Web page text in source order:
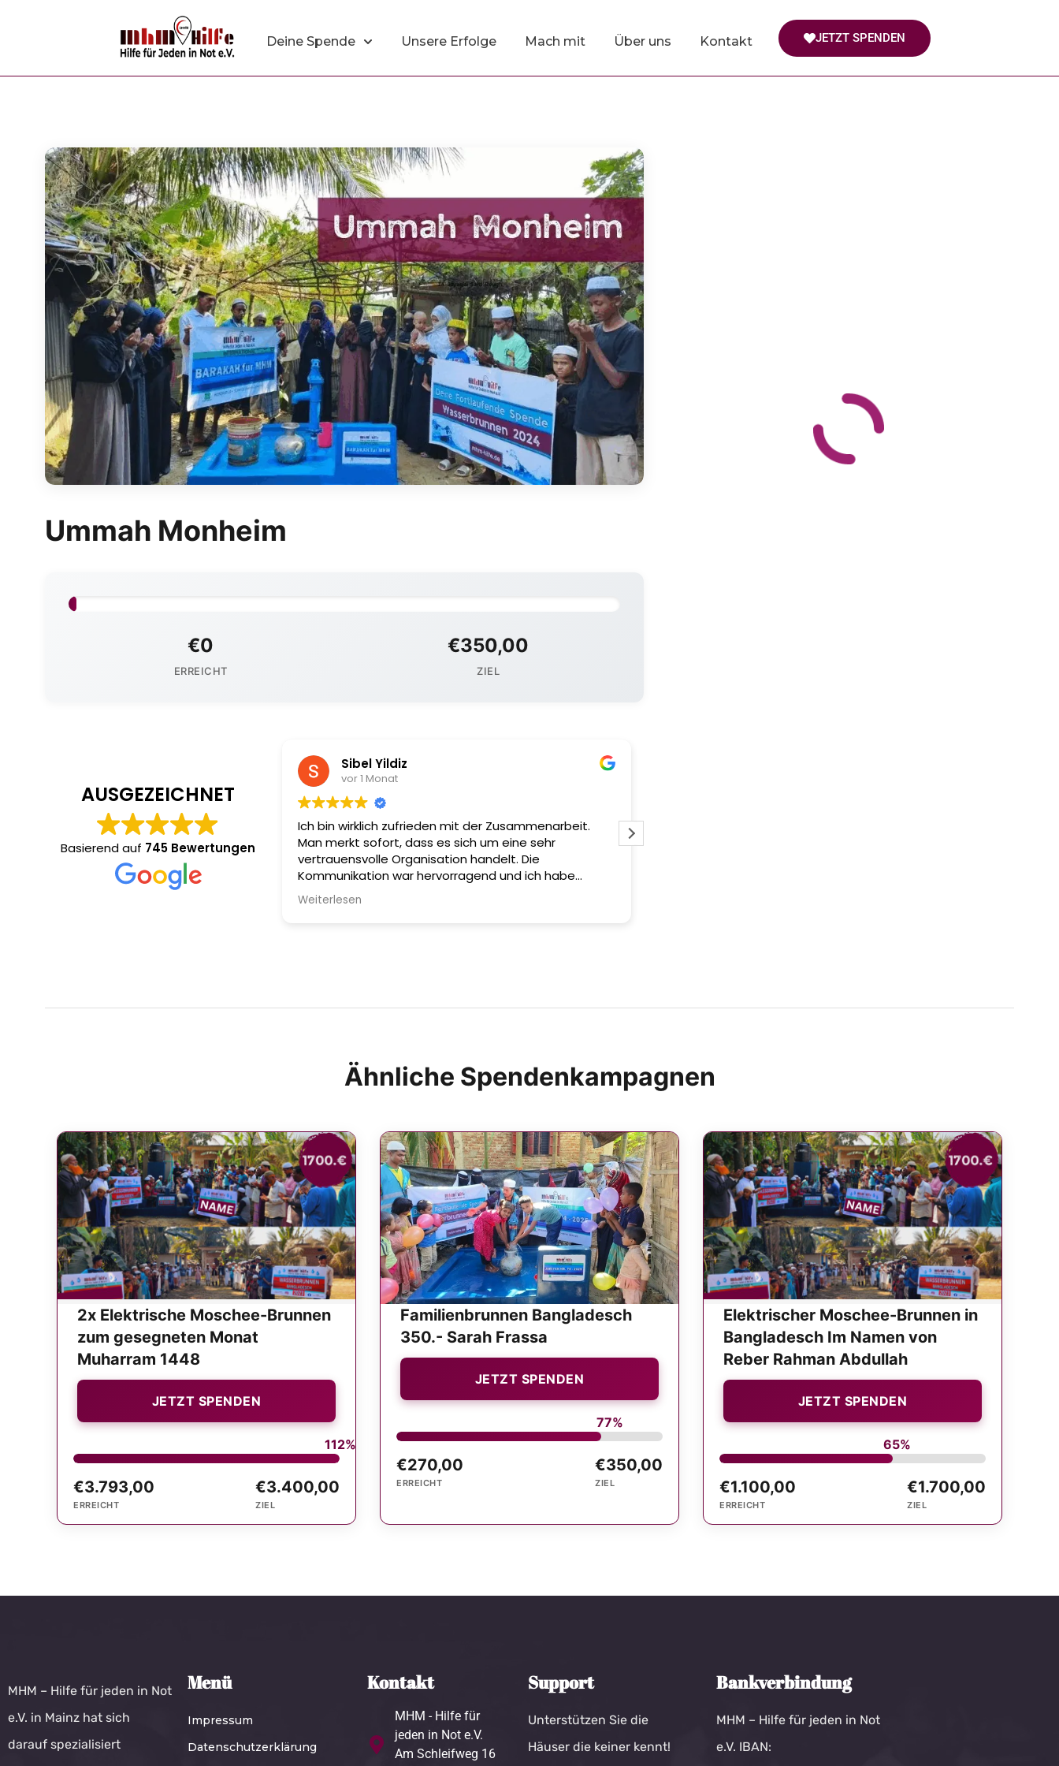
Deine Spende Unsere Erfolge Mach mit Über uns Kontakt JETZT SPENDEN
Ummah Monheim
€0
ERREICHT
€350,00
ZIEL
AUSGEZEICHNET
Basierend auf 745 Bewertungen
Sibel Yildiz
vor 1 Monat
Ich bin wirklich zufrieden mit der Zusammenarbeit.
Man merkt sofort, dass es sich um eine sehr
vertrauensvolle Organisation handelt. Die
Kommunikation war hervorragend und ich habe
immer schnell eine Rückmeldung bekommen. Was
mich besonders beeindruckt hat, war die ausführliche
Weiterlesen
Ähnliche Spendenkampagnen
2x Elektrische Moschee-Brunnen
zum gesegneten Monat
Muharram 1448
JETZT SPENDEN
112%
€3.793,00
ERREICHT
€3.400,00
ZIEL
Familienbrunnen Bangladesch
350.- Sarah Frassa
JETZT SPENDEN
77%
€270,00
ERREICHT
€350,00
ZIEL
Elektrischer Moschee-Brunnen in
Bangladesch Im Namen von
Reber Rahman Abdullah
JETZT SPENDEN
65%
€1.100,00
ERREICHT
€1.700,00
ZIEL
MHM – Hilfe für jeden in Not
e.V. in Mainz hat sich
darauf spezialisiert
Menü
Impressum
Datenschutzerklärung
Kontakt
MHM - Hilfe für
jeden in Not e.V.
Am Schleifweg 16
Support
Unterstützen Sie die
Häuser die keiner kennt!
Bankverbindung
MHM – Hilfe für jeden in Not
e.V. IBAN: